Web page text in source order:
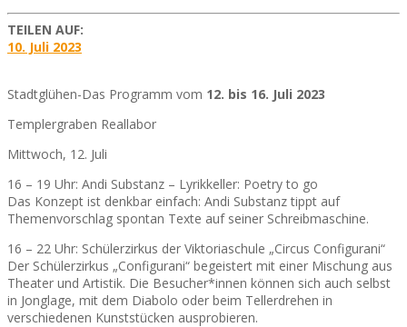
TEILEN AUF:
10. Juli 2023
Stadtglühen-Das Programm vom 12. bis 16. Juli 2023
Templergraben Reallabor
Mittwoch, 12. Juli
16 – 19 Uhr: Andi Substanz – Lyrikkeller: Poetry to go
Das Konzept ist denkbar einfach: Andi Substanz tippt auf
Themenvorschlag spontan Texte auf seiner Schreibmaschine.
16 – 22 Uhr: Schülerzirkus der Viktoriaschule „Circus Configurani“
Der Schülerzirkus „Configurani“ begeistert mit einer Mischung aus
Theater und Artistik. Die Besucher*innen können sich auch selbst
in Jonglage, mit dem Diabolo oder beim Tellerdrehen in
verschiedenen Kunststücken ausprobieren.